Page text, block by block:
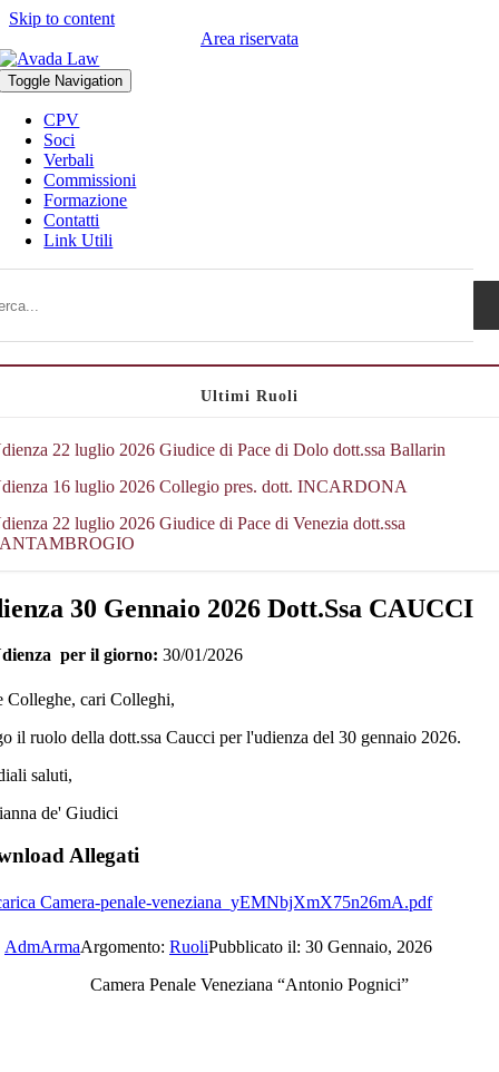
Skip to content
Area riservata
Toggle Navigation
CPV
Soci
Verbali
Commissioni
Formazione
Contatti
Link Utili
Ultimi Ruoli
22 luglio 2026 Giudice di Pace di Dolo dott.ssa Ballarin
16 luglio 2026 Collegio pres. dott. INCARDONA
22 luglio 2026 Giudice di Pace di Venezia dott.ssa
30 Gennaio 2026 Dott.ssa CAUCCI
per il giorno: 30/01/2026
Colleghe, cari Colleghi,
il ruolo della dott.ssa Caucci per l'udienza del 30 gennaio 2026.
saluti,
de' Giudici
Allegati
Camera-penale-veneziana_yEMNbjXmX75n26mA.pdf
AdmArmaArgomento: RuoliPubblicato il: 30 Gennaio, 2026
Camera Penale Veneziana “Antonio Pognici”